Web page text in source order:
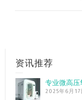
资讯推荐
专业微高压
2025年6月17